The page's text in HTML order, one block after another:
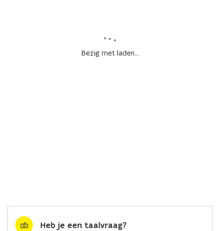
Bezig met laden...
Heb je een taalvraag?